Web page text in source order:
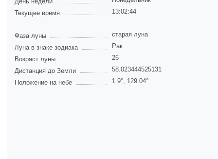
Текущее время
13:02:45
Фаза луны
старая луна
Луна в знаке зодиака
Рак
Возраст луны
26
Дистанция до Земли
58.023444525131
Положение на небе
1.9°, 129.04°